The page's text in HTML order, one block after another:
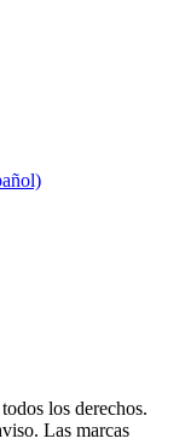
los derechos.
Las marcas